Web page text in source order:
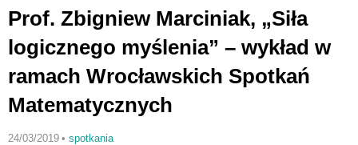
Prof. Zbigniew Marciniak, „Siła
logicznego myślenia” – wykład w
ramach Wrocławskich Spotkań
Matematycznych
24/03/2019 • spotkania